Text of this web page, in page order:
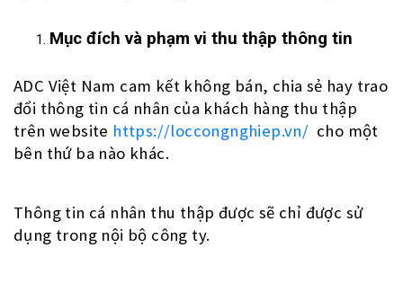
Mục đích và phạm vi thu thập thông tin
ADC Việt Nam cam kết không bán, chia sẻ hay trao
đổi thông tin cá nhân của khách hàng thu thập
trên website https://loccongnghiep.vn/ cho một
bên thứ ba nào khác.
Thông tin cá nhân thu thập được sẽ chỉ được sử
dụng trong nội bộ công ty.